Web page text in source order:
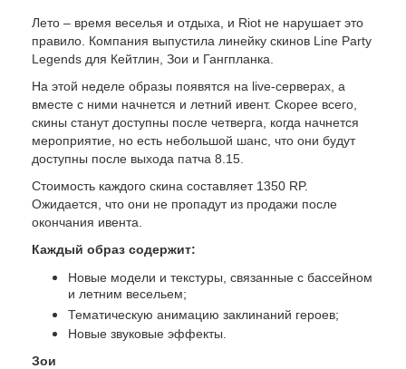
Лето – время веселья и отдыха, и Riot не нарушает это
правило. Компания выпустила линейку скинов Line Party
Legends для Кейтлин, Зои и Гангпланка.
На этой неделе образы появятся на live-серверах, а
вместе с ними начнется и летний ивент. Скорее всего,
скины станут доступны после четверга, когда начнется
мероприятие, но есть небольшой шанс, что они будут
доступны после выхода патча 8.15.
Стоимость каждого скина составляет 1350 RP.
Ожидается, что они не пропадут из продажи после
окончания ивента.
Каждый образ содержит:
Новые модели и текстуры, связанные с бассейном
и летним весельем;
Тематическую анимацию заклинаний героев;
Новые звуковые эффекты.
Зои